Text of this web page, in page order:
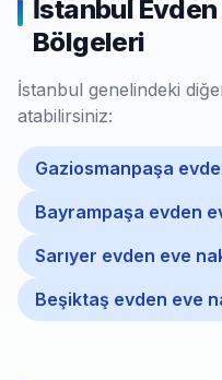
İstanbul
Bölgeleri
İstanbul genelindeki
atabilirsiniz:
Gaziosmanpaşa
Bayrampaşa evden
Sarıyer evden eve
Beşiktaş evden eve